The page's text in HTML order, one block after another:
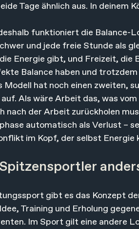
Tage ähnlich aus. In deinem
funktioniert die Balance-
und jede freie Stunde als
Energie gibt, und Freizeit, die
Balance haben und
Modell hat noch einen zweiten,
Als wäre Arbeit das, was
nach der Arbeit zurückholen
automatisch als Verlust –
im Kopf, der selbst Energie
gibt es das Konzept
Training und Erholung
Im Sport gilt eine andere